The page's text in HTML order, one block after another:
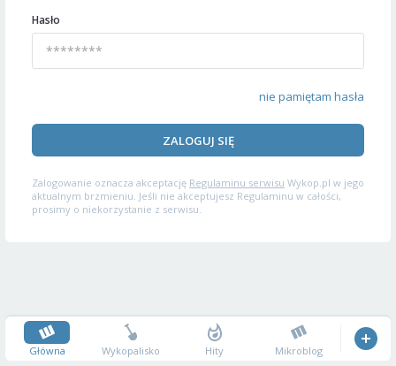
Hasło
nie pamiętam hasła
ZALOGUJ SIĘ
Zalogowanie oznacza akceptację Regulaminu serwisu Wykop.pl w jego
aktualnym brzmieniu. Jeśli nie akceptujesz Regulaminu w całości,
prosimy o niekorzystanie z serwisu.
Główna Wykopalisko Hity Mikroblog